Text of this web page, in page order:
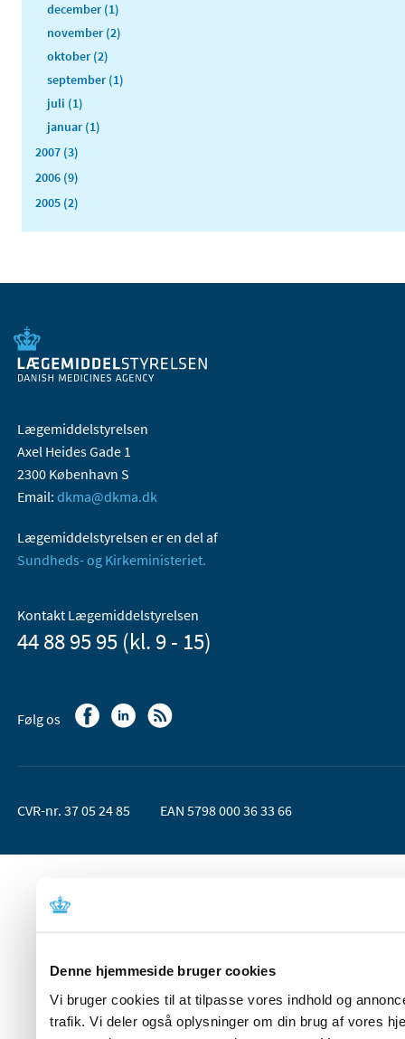
Denne hjemmeside bruger cookies
Vi bruger cookies til at tilpasse vores indhold og
trafik. Vi deler også oplysninger om din brug af vores
december (1)
november (2)
oktober (2)
september (1)
juli (1)
januar (1)
2007 (3)
2006 (9)
2005 (2)
Lægemiddelstyrelsen
Axel Heides Gade 1
2300 København S
Email: dkma@dkma.dk
Lægemiddelstyrelsen er en del af
Sundheds- og Kirkeministeriet.
Kontakt Lægemiddelstyrelsen
44 88 95 95 (kl. 9 - 15)
Følg os
CVR-nr. 37 05 24 85 EAN 5798 000 36 33 66